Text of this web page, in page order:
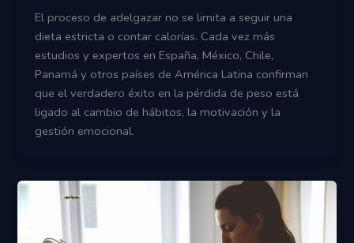
El proceso de adelgazar no se limita a seguir una
dieta estricta o contar calorías. Cada vez más
estudios y expertos en España, México, Chile,
Panamá y otros países de América Latina confirman
que el verdadero éxito en la pérdida de peso está
ligado al cambio de hábitos, la motivación y la
gestión emocional.